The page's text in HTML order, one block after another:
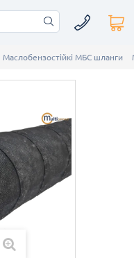
Маслобензостійкі МБС шланги